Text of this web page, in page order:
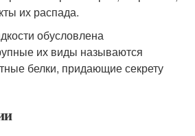
их распада.
обусловлена
их виды называются
белки, придающие секрету